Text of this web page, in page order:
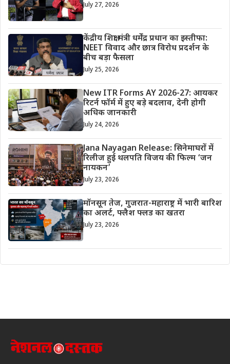
July 27, 2026
केंद्रीय शिक्षा मंत्री धर्मेंद्र प्रधान का इस्तीफा:
NEET विवाद और छात्र विरोध प्रदर्शन के
बीच बड़ा फैसला
July 25, 2026
New ITR Forms AY 2026-27: आयकर
रिटर्न फॉर्म में हुए बड़े बदलाव, देनी होगी
अधिक जानकारी
July 24, 2026
Jana Nayagan Release: सिनेमाघरों में
रिलीज हुई थलपति विजय की फिल्म ‘जन
नायकन’
July 23, 2026
मॉनसून तेज, गुजरात-महाराष्ट्र में भारी बारिश
का अलर्ट, फ्लैश फ्लड का खतरा
July 23, 2026